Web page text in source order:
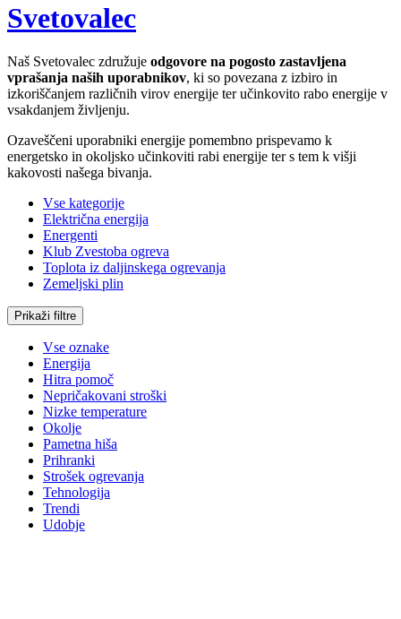
Svetovalec
Naš Svetovalec združuje odgovore na pogosto zastavljena
vprašanja naših uporabnikov, ki so povezana z izbiro in
izkoriščanjem različnih virov energije ter učinkovito rabo energije v
vsakdanjem življenju.
Ozaveščeni uporabniki energije pomembno prispevamo k
energetsko in okoljsko učinkoviti rabi energije ter s tem k višji
kakovosti našega bivanja.
Vse kategorije
Električna energija
Energenti
Klub Zvestoba ogreva
Toplota iz daljinskega ogrevanja
Zemeljski plin
Prikaži filtre
Vse oznake
Energija
Hitra pomoč
Nepričakovani stroški
Nizke temperature
Okolje
Pametna hiša
Prihranki
Strošek ogrevanja
Tehnologija
Trendi
Udobje